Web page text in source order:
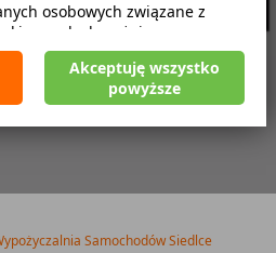
rezerwacji
Samochodów Siedlce
osobowych związane z
w celach wyżej
przez CarFree sp. z o.o. z
677), ul. Cybernetyki 5,
danych. W niektórych
zawarte są w naszej
Akceptuję wszystko
powyższe